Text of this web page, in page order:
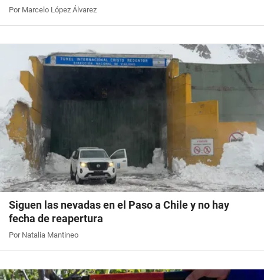
Por Marcelo López Álvarez
Siguen las nevadas en el Paso a Chile y no hay
fecha de reapertura
Por Natalia Mantineo